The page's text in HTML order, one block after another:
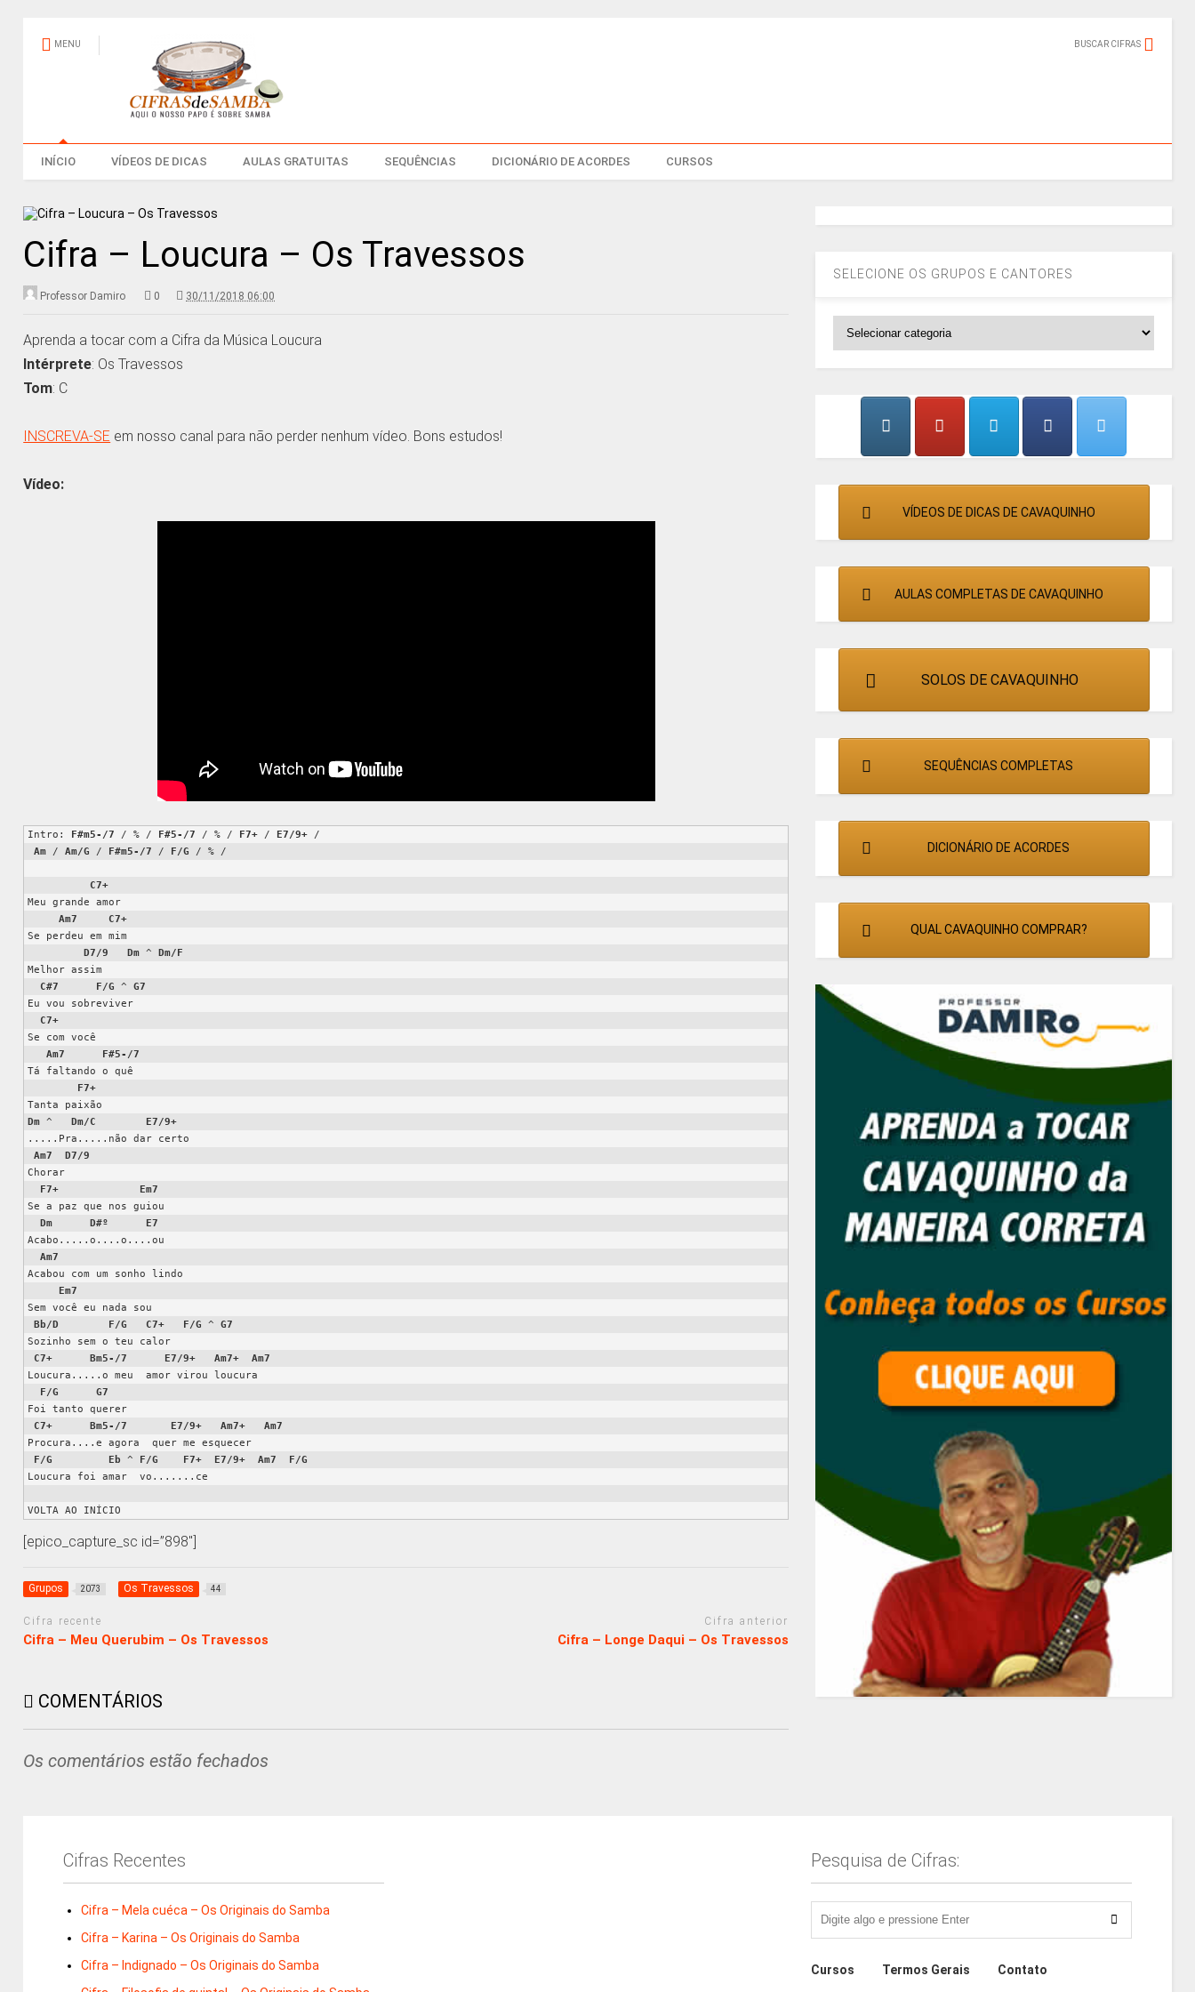
MENU BUSCAR CIFRAS
INÍCIO VÍDEOS DE DICAS AULAS GRATUITAS SEQUÊNCIAS DICIONÁRIO DE ACORDES CURSOS
Cifra – Loucura – Os Travessos
Professor Damiro 0 30/11/2018 06:00
Aprenda a tocar com a Cifra da Música Loucura
Intérprete: Os Travessos
Tom: C
INSCREVA-SE em nosso canal para não perder nenhum vídeo. Bons estudos!
Vídeo:
Intro: F#m5-/7 / % / F#5-/7 / % / F7+ / E7/9+ /
Am / Am/G / F#m5-/7 / F/G / % /
C7+
Meu grande amor
Am7
C7+
Se perdeu em mim
D7/9
Dm ^ Dm/F
Melhor assim
C#7
F/G ^ G7
Eu vou sobreviver
C7+
Se com você
Am7
F#5-/7
Tá faltando o quê
F7+
Dm ^ Dm/C
E7/9+
.....Pra.....não dar certo
Am7
D7/9
Chorar
F7+
Em7
Se a paz que nos guiou
Dm
D#º
E7
Acabo.....o....o....ou
Am7
Acabou com um sonho lindo
Em7
Sem você eu nada sou
Bb/D
F/G C7+ F/G ^ G7
Sozinho sem o teu calor
C7+
Bm5-/7 E7/9+ Am7+
Am7
Loucura.....o meu  amor virou loucura
F/G
G7
Foi tanto querer
C7+
Bm5-/7 E7/9+ Am7+
Am7
Procura....e agora  quer me esquecer
F/G
Eb ^ F/G F7+ E7/9+ Am7
F/G
Loucura foi amar  vo.......ce
VOLTA AO INÍCIO
[epico_capture_sc id=”898″]
Grupos 2073 Os Travessos 44
Cifra recente
Cifra – Meu Querubim – Os Travessos
Cifra anterior
Cifra – Longe Daqui – Os Travessos
COMENTÁRIOS
Os comentários estão fechados
SELECIONE OS GRUPOS E CANTORES
CANTORES
VÍDEOS DE DICAS DE CAVAQUINHO
AULAS COMPLETAS DE CAVAQUINHO
SOLOS DE CAVAQUINHO
SEQUÊNCIAS COMPLETAS
DICIONÁRIO DE ACORDES
QUAL CAVAQUINHO COMPRAR?
Cifras Recentes
Cifra – Mela cuéca – Os Originais do Samba
Cifra – Karina – Os Originais do Samba
Cifra – Indignado – Os Originais do Samba
Pesquisa de Cifras:
Cursos Termos Gerais Contato